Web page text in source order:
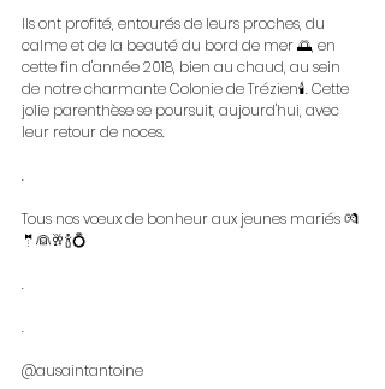
Ils ont profité, entourés de leurs proches, du
calme et de la beauté du bord de mer 🌅, en
cette fin d'année 2018, bien au chaud, au sein
de notre charmante Colonie de Trézien🕯️. Cette
jolie parenthèse se poursuit, aujourd'hui, avec
leur retour de noces.
.
Tous nos vœux de bonheur aux jeunes mariés 💏
🤵👰🥂🍾💍
.
.
@ausaintantoine